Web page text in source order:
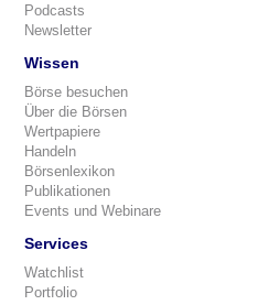
Podcasts
Newsletter
Wissen
Börse besuchen
Über die Börsen
Wertpapiere
Handeln
Börsenlexikon
Publikationen
Events und Webinare
Services
Watchlist
Portfolio